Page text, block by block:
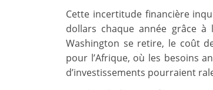
Cette incertitude financière
dollars chaque année grâce à
Washington se retire, le coût
pour l’Afrique, où les besoins
d’investissements pourraient